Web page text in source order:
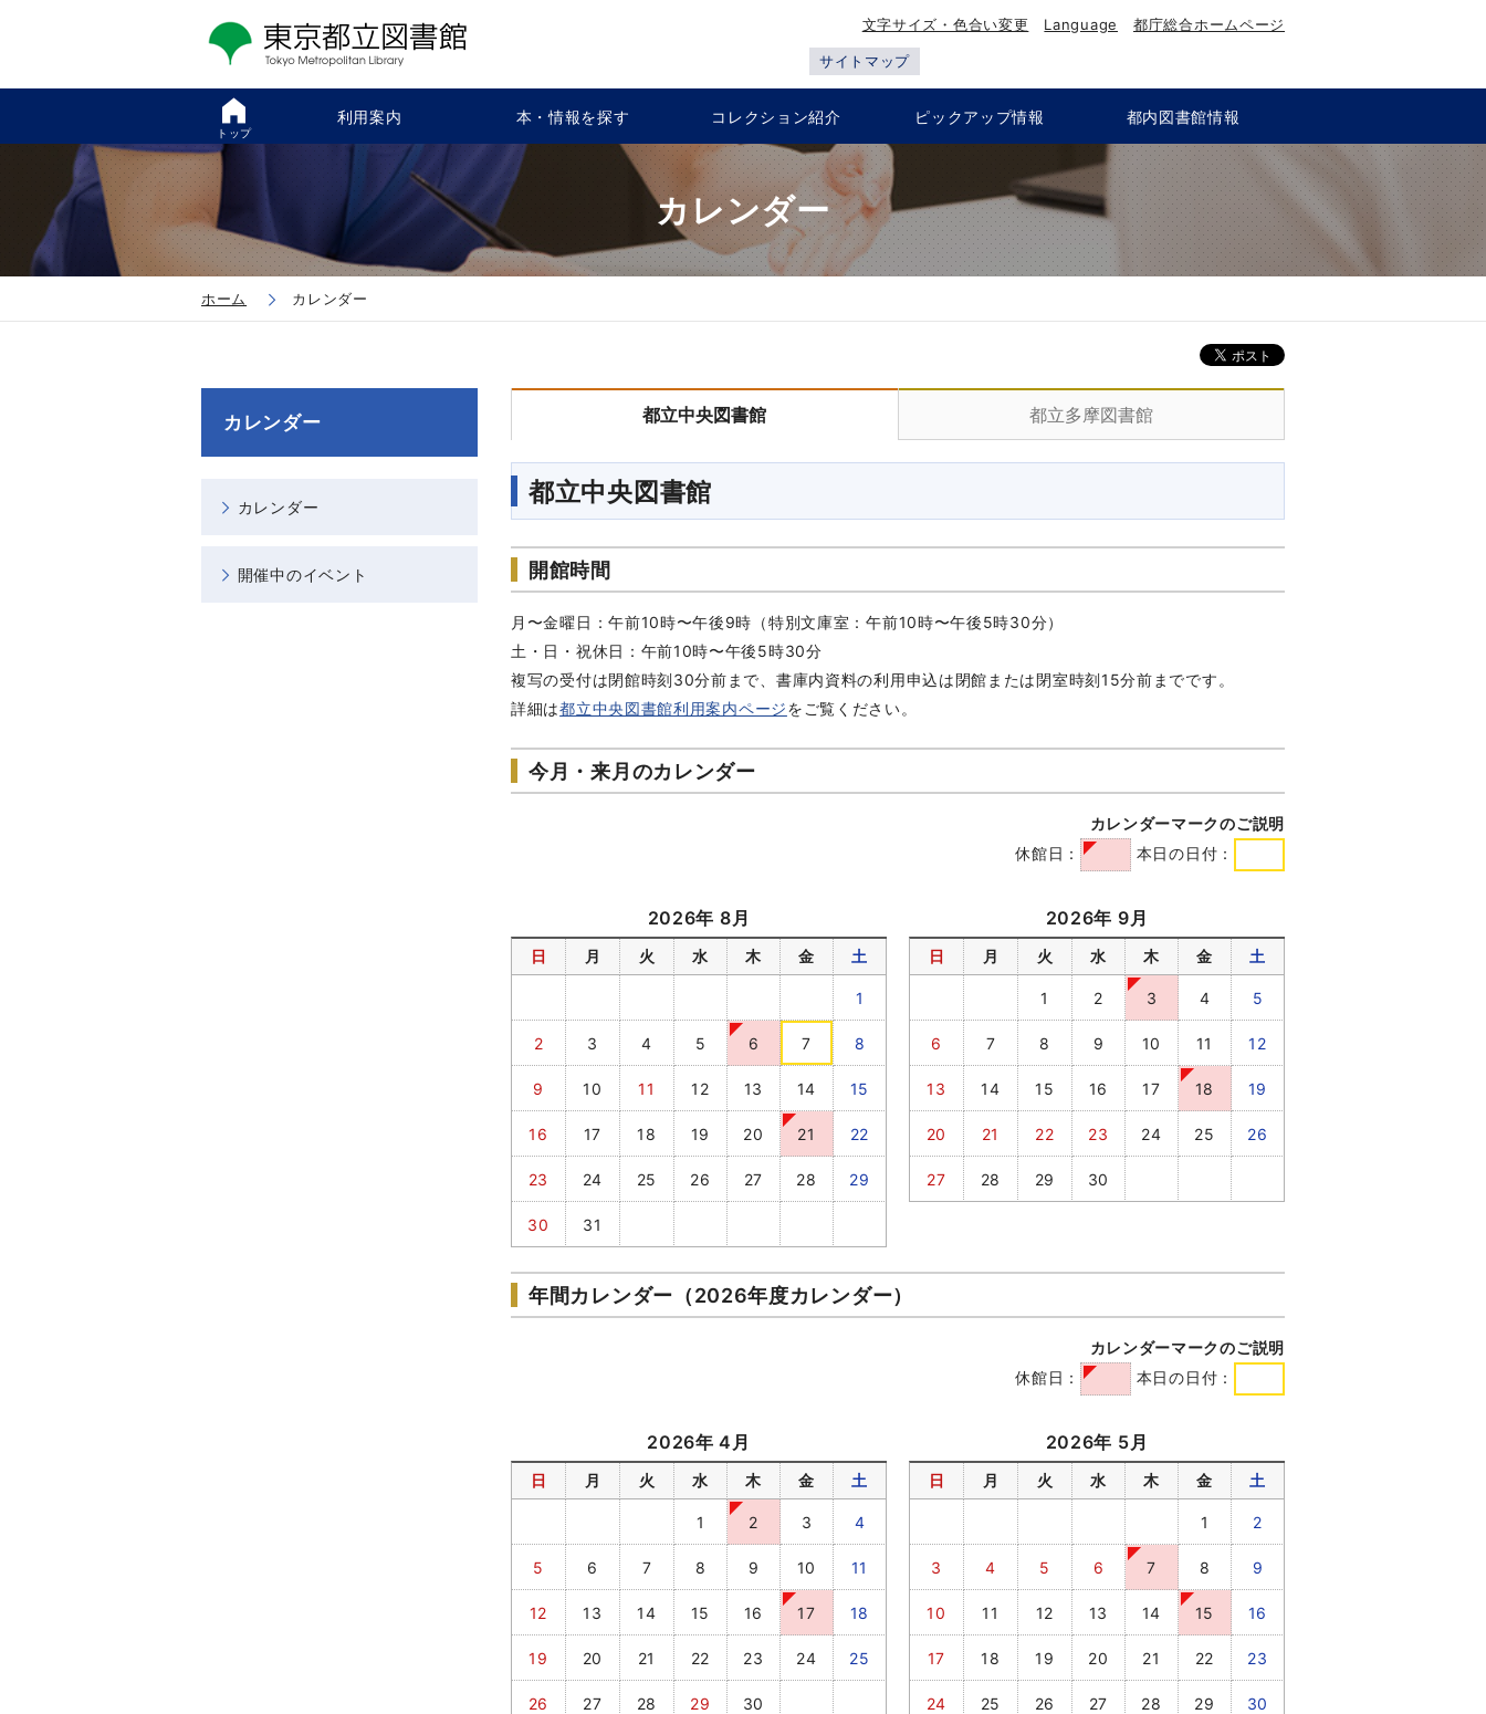
文字サイズ・色合い変更 Language 都庁総合ホームページ
サイトマップ
トップ
利用案内 本・情報を探す コレクション紹介 ピックアップ情報 都内図書館情報
カレンダー
ホーム カレンダー
都立中央図書館 都立多摩図書館
都立中央図書館
開館時間
月〜金曜日：午前10時〜午後9時（特別文庫室：午前10時〜午後5時30分）
土・日・祝休日：午前10時〜午後5時30分
複写の受付は閉館時刻30分前まで、書庫内資料の利用申込は閉館または閉室時刻15分前までです。
詳細は都立中央図書館利用案内ページをご覧ください。
今月・来月のカレンダー
カレンダーマークのご説明
休館日：
本日の日付：
2026年 8月
日 月 火 水 木 金 土
1
2 3 4 5 6 7 8
9 10 11 12 13 14 15
16 17 18 19 20 21 22
23 24 25 26 27 28 29
30 31
2026年 9月
日 月 火 水 木 金 土
1 2 3 4 5
6 7 8 9 10 11 12
13 14 15 16 17 18 19
20 21 22 23 24 25 26
27 28 29 30
年間カレンダー（2026年度カレンダー）
カレンダーマークのご説明
休館日：
本日の日付：
2026年 4月
日 月 火 水 木 金 土
1 2 3 4
5 6 7 8 9 10 11
12 13 14 15 16 17 18
19 20 21 22 23 24 25
26 27 28 29 30
2026年 5月
日 月 火 水 木 金 土
1 2
3 4 5 6 7 8 9
10 11 12 13 14 15 16
17 18 19 20 21 22 23
24 25 26 27 28 29 30
カレンダー
カレンダー
開催中のイベント